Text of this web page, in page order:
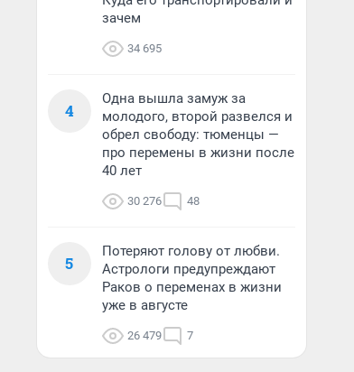
зачем
34 695
4
Одна вышла замуж за
молодого, второй развелся и
обрел свободу: тюменцы —
про перемены в жизни после
40 лет
30 276 48
5
Потеряют голову от любви.
Астрологи предупреждают
Раков о переменах в жизни
уже в августе
26 479 7